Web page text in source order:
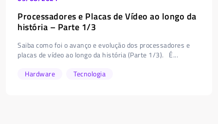
Processadores e Placas de Vídeo ao longo da
história – Parte 1/3
Saiba como foi o avanço e evolução dos processadores e
placas de vídeo ao longo da história (Parte 1/3). É...
Hardware
Tecnologia